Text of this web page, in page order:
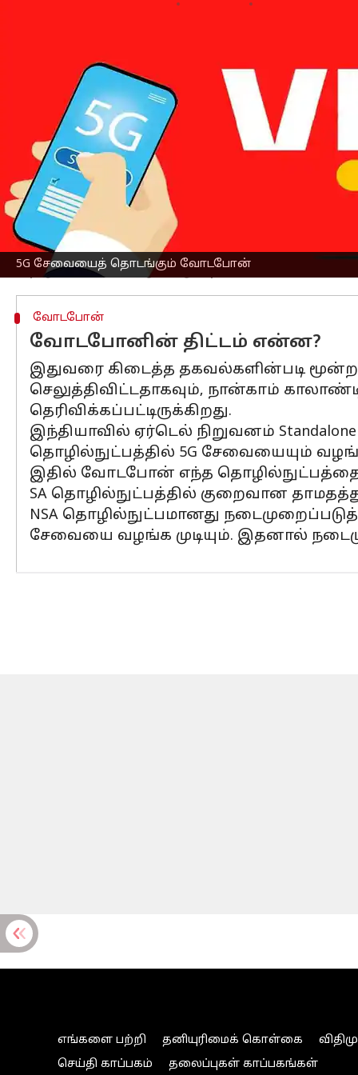
5G சேவையைத் தொடங்கும் வோடபோன்
இந்தியா வின் மூன்றாவது பெரிய
சேவையை தொடங்கவிருப்பதாகத் தகவல்
இதற்கான நிதியுதவிக்காக சில
இறுதிக்கட்டத்தில் இருக்கும்
இதனைத் தொடர்ந்து அடுத்த மாதமே
மற்றும் ஏர்டெல் ஆகிய இரண்டு
மூன்றாவதாக ஒரு நிறுவனம் 5G
அளிப்பதாகவே இருக்கும்.
மேலும், 5G வலைப்பின்னலுக்கான
வோடபோன்
வோடபோனின் திட்டம் என்ன?
இதுவரை கிடைத்த தகவல்களின்படி
செலுத்திவிட்டதாகவும், நான்காம்
தெரிவிக்கப்பட்டிருக்கிறது.
இந்தியாவில் ஏர்டெல் நிறுவனம்
தொழில்நுட்பத்தில் 5G சேவையையும்
இதில் வோடபோன் எந்த
SA தொழில்நுட்பத்தில் குறைவான
NSA தொழில்நுட்பமானது
சேவையை வழங்க முடியும். இதனால்
எங்களை பற்றி தனியுரிமைக் கொள்கை
செய்தி காப்பகம்
தலைப்புகள் காப்பகங்கள்